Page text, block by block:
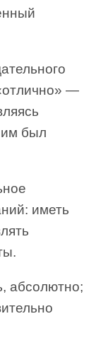
—
был
иметь
абсолютно;